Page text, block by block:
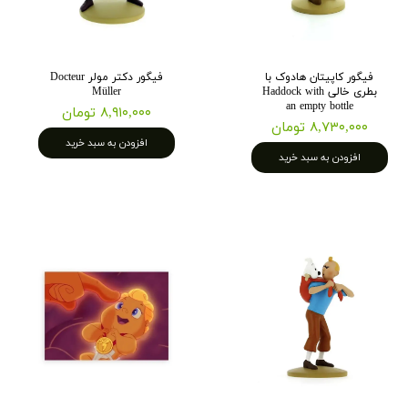
فیگور کاپیتان هادوک با
بطری خالی Haddock with
an empty bottle
۸,۷۳۰,۰۰۰ تومان
افزودن به سبد خرید
فیگور دکتر مولر Docteur
Müller
۸,۹۱۰,۰۰۰ تومان
افزودن به سبد خرید